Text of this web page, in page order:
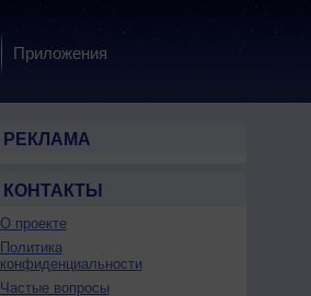
Приложения
РЕКЛАМА
КОНТАКТЫ
О проекте
Политика
конфиденциальности
Частые вопросы